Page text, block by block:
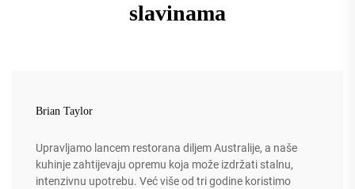
slavinama
Brian Taylor
Upravljamo lancem restorana diljem Australije, a naše
kuhinje zahtijevaju opremu koja može izdržati stalnu,
intenzivnu upotrebu. Već više od tri godine koristimo